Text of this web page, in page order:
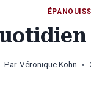
Par Véronique Kohn